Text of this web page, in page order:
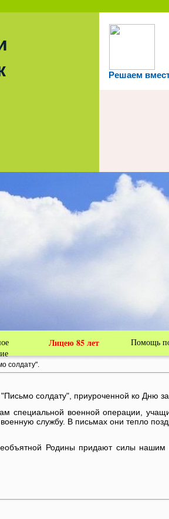
Решаем
общеобразовательное
района
Башкортостан
Лицею 85 лет Помощь
солдату".
солдату", приуроченной ко Дню
специальной военной операции,
службу. В письмах они тепло
Родины придают силы